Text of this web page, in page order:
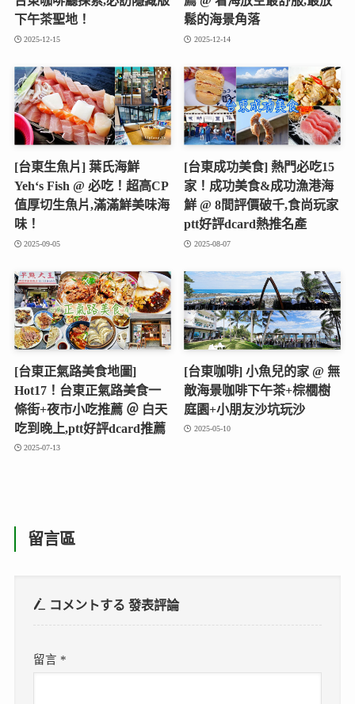
下午茶聖地！
2025-12-15
鬆的海景角落
2025-12-14
[台東生魚片] 葉氏海鮮
Yeh‘s Fish @ 必吃！超高CP
值厚切生魚片,滿滿鮮美味海
味！
2025-09-05
[台東成功美食] 熱門必吃15
家！成功美食&成功漁港海
鮮 @ 8間評價破千,食尚玩家
ptt好評dcard熱推名產
2025-08-07
[台東正氣路美食地圖]
Hot17！台東正氣路美食一
條街+夜市小吃推薦 ＠ 白天
吃到晚上,ptt好評dcard推薦
2025-07-13
[台東咖啡] 小魚兒的家 @ 無
敵海景咖啡下午茶+棕櫚樹
庭園+小朋友沙坑玩沙
2025-05-10
留言區
コメントする發表評論
留言 *